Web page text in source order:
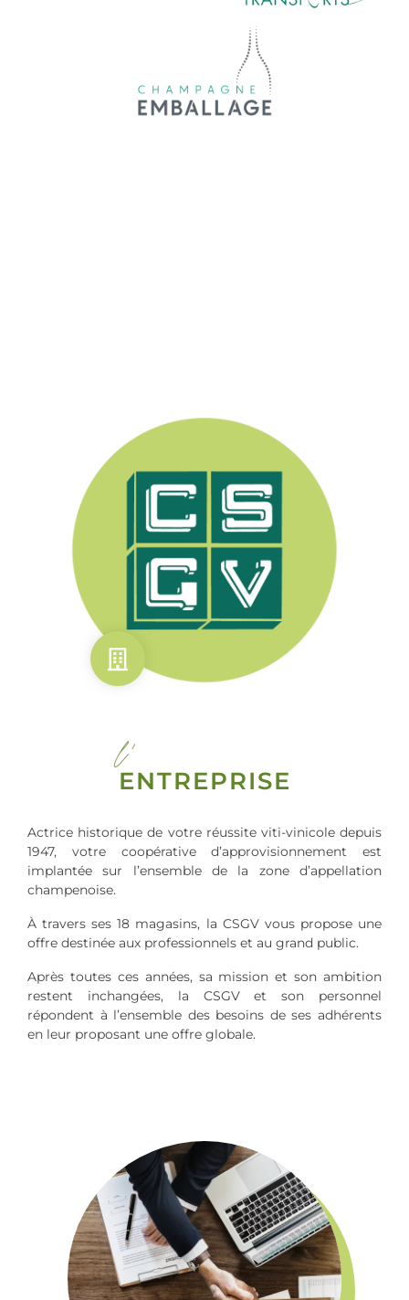
l'
ENTREPRISE
Actrice historique de votre réussite viti-vinicole depuis
1947, votre coopérative d’approvisionnement est
implantée sur l’ensemble de la zone d’appellation
champenoise.
À travers ses 18 magasins, la CSGV vous propose une
offre destinée aux professionnels et au grand public.
Après toutes ces années, sa mission et son ambition
restent inchangées, la CSGV et son personnel
répondent à l’ensemble des besoins de ses adhérents
en leur proposant une offre globale.